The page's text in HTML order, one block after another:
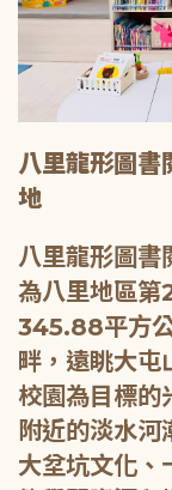
八里龍形圖書
地
八里龍形圖書
為八里地區第
345.88平方
畔，遠眺大屯
校園為目標的
附近的淡水
大坌坑文化、